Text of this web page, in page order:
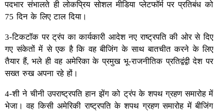
पदभार संभालते ही लोकप्रिय सोशल मीडिया प्लेटफॉर्म पर प्रतिबंध को
75 दिन के लिए टाल दिया।
3-टिकटॉक पर ट्रंप का कार्यकारी आदेश नए राष्ट्रपति की ओर से दिए
गए संकेतों में से एक है कि वह बीजिंग के साथ बातचीत करने के लिए
तैयार हैं, भले ही वह अमेरिका के प्रमुख भू-राजनीतिक प्रतिद्वंद्वी देश पर
सख्त रुख अपना रहे हों।
4-शी ने चीनी उपराष्ट्रपति हान झेंग को ट्रंप के शपथ ग्रहण समारोह में
भेजा। वह किसी अमेरिकी राष्ट्रपति के शपथ ग्रहण समारोह में बीजिंग